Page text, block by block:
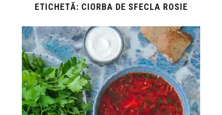
ETICHETĂ: CIORBA DE SFECLA ROSIE